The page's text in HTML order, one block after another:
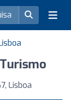
Lisboa